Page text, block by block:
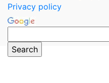
Privacy policy